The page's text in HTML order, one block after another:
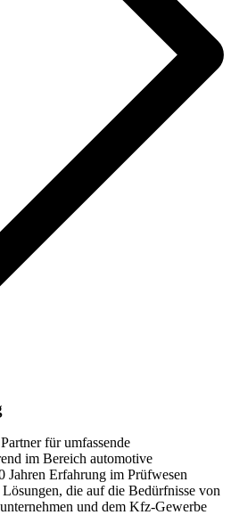
für umfassende
im Bereich automotive
Jahren Erfahrung im Prüfwesen
die auf die Bedürfnisse von
und dem Kfz-Gewerbe